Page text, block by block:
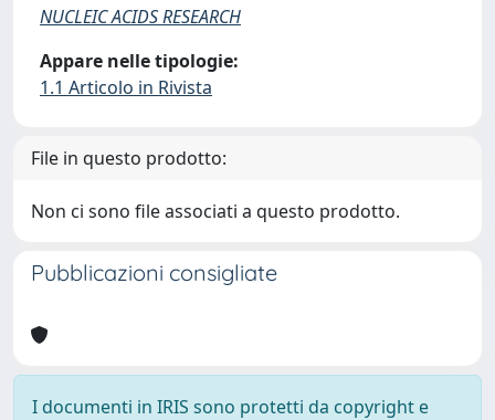
NUCLEIC ACIDS RESEARCH
Appare nelle tipologie:
1.1 Articolo in Rivista
File in questo prodotto:
Non ci sono file associati a questo prodotto.
Pubblicazioni consigliate
I documenti in IRIS sono protetti da copyright e